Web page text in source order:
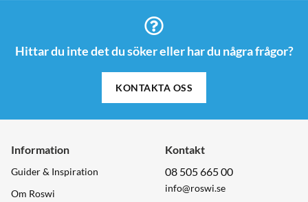
Hittar du inte det du söker eller har du några frågor?
KONTAKTA OSS
Information
Guider & Inspiration
Om Roswi
Kontakt
08 505 665 00
info@roswi.se